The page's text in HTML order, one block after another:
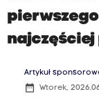
najczęściej
Artykuł
date_range Wtorek,